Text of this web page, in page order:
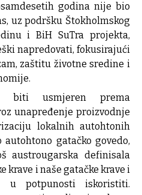
godina nije bio
uz podršku Štokholmskog
i BiH SuTra projekta,
napredovati, fokusirajući
zaštitu životne sredine i
biti usmjeren prema
unapređenje proizvodnje
lokalnih autohtonih
gatačko govedo,
austrougarska definisala
krave i naše gatačke krave i
u potpunosti iskoristiti.